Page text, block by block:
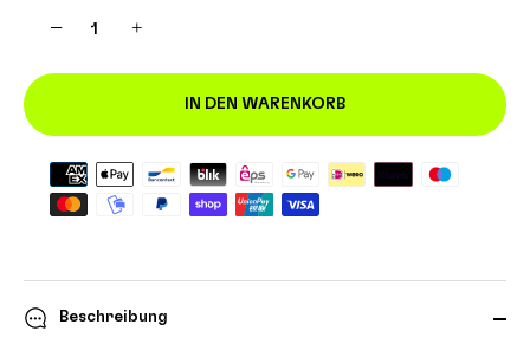
− +
IN DEN WARENKORB
Beschreibung